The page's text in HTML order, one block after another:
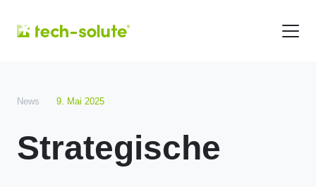
News 9. Mai 2025
Strategische